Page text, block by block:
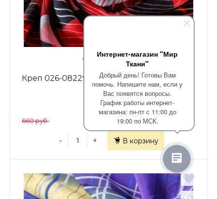
Интернет-магазин "Мир
Ткани"
Добрый день! Готовы Вам
помочь. Напишите нам, если у
Вас появятся вопросы.
График работы интернет-
магазина: пн-пт с 11:00 до
19:00 по МСК.
В наличии: 1.3
Креп 026-08229 красный принтованный
330 руб.
660 руб.
- + В корзину